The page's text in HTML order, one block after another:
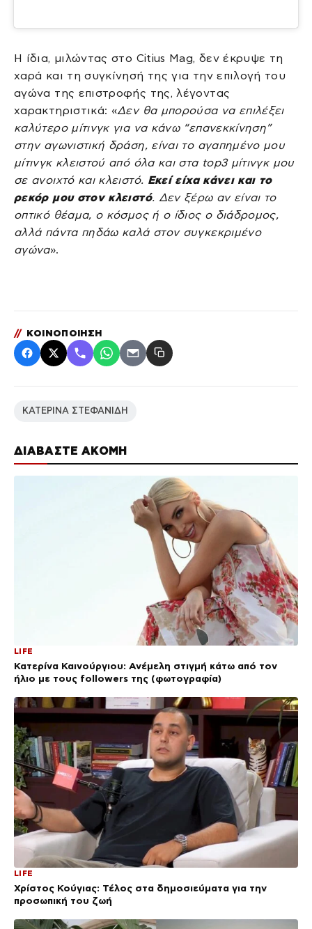
ΔΙΑΒΑΣΤΕ ΑΚΟΜΗ
LIFE
Κατερίνα Καινούργιου: Ανέμελη στιγμή κάτω από τον
ήλιο με τους followers της (φωτογραφία)
LIFE
Χρίστος Κούγιας: Τέλος στα δημοσιεύματα για την
προσωπική του ζωή
Η ίδια, μιλώντας στο Citius Mag, δεν έκρυψε τη
χαρά και τη συγκίνησή της για την επιλογή του
αγώνα της επιστροφής της, λέγοντας
χαρακτηριστικά: «Δεν θα μπορούσα να επιλέξει
καλύτερο μίτινγκ για να κάνω “επανεκκίνηση”
στην αγωνιστική δράση, είναι το αγαπημένο μου
μίτινγκ κλειστού από όλα και στα top3 μίτινγκ μου
σε ανοιχτό και κλειστό. Εκεί είχα κάνει και το
ρεκόρ μου στον κλειστό. Δεν ξέρω αν είναι το
οπτικό θέαμα, ο κόσμος ή ο ίδιος ο διάδρομος,
αλλά πάντα πηδάω καλά στον συγκεκριμένο
αγώνα».
// ΚΟΙΝΟΠΟΙΗΣΗ
ΚΑΤΕΡΙΝΑ ΣΤΕΦΑΝΙΔΗ